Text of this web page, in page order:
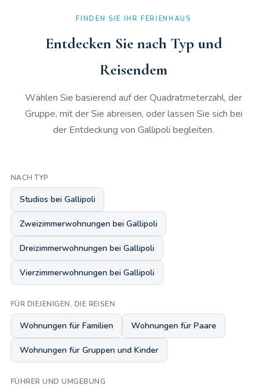
FINDEN SIE IHR FERIENHAUS
Entdecken Sie nach Typ und
Reisendem
Wählen Sie basierend auf der Quadratmeterzahl, der
Gruppe, mit der Sie abreisen, oder lassen Sie sich bei
der Entdeckung von Gallipoli begleiten.
NACH TYP
Studios bei Gallipoli
Zweizimmerwohnungen bei Gallipoli
Dreizimmerwohnungen bei Gallipoli
Vierzimmerwohnungen bei Gallipoli
FÜR DIEJENIGEN, DIE REISEN
Wohnungen für Familien Wohnungen für Paare
Wohnungen für Gruppen und Kinder
FÜHRER UND UMGEBUNG